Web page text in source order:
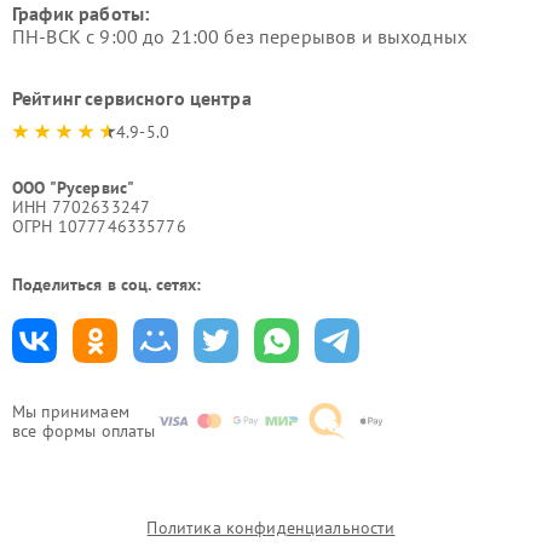
Мы принимаем
все формы оплаты
График работы:
ПН-ВСК с 9:00 до 21:00 без перерывов и выходных
Рейтинг сервисного центра
4.9-5.0
ООО "Русервис"
ИНН 7702633247
ОГРН 1077746335776
Поделиться в соц. сетях:
Политика конфиденциальности